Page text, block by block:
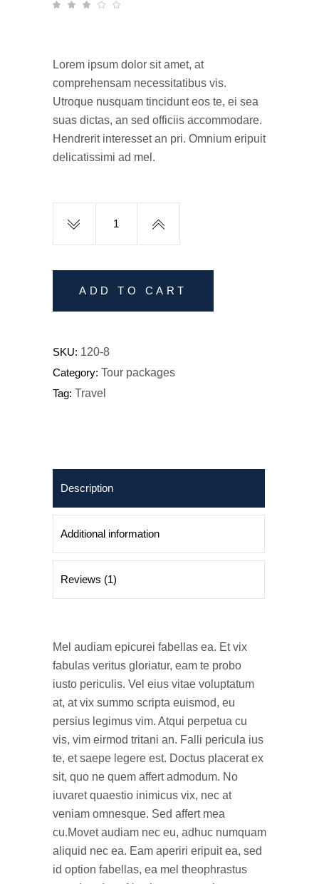
customer
rating
Lorem ipsum dolor sit amet, at
comprehensam necessitatibus vis.
Utroque nusquam tincidunt eos te, ei sea
suas dictas, an sed officiis accommodare.
Hendrerit interesset an pri. Omnium eripuit
delicatissimi ad mel.
Print
quantity
ADD TO CART
SKU: 120-8
Category: Tour packages
Tag: Travel
Description
Additional information
Reviews (1)
Mel audiam epicurei fabellas ea. Et vix
fabulas veritus gloriatur, eam te probo
iusto periculis. Vel eius vitae voluptatum
at, at vix summo scripta euismod, eu
persius legimus vim. Atqui perpetua cu
vis, vim eirmod tritani an. Falli pericula ius
te, et saepe legere est. Doctus placerat ex
sit, quo ne quem affert admodum. No
iuvaret quaestio inimicus vix, nec at
veniam omnesque. Sed affert mea
cu.Movet audiam nec eu, adhuc numquam
aliquid nec ea. Eam aperiri eripuit ea, sed
id option fabellas, ea mel theophrastus